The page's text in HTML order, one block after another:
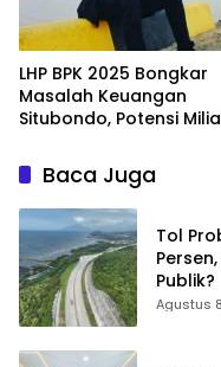
LHP BPK 2025 Bongkar
Masalah Keuangan
Situbondo, Potensi
Terkelola
Baca Juga
Tol
Publik?
Agustus